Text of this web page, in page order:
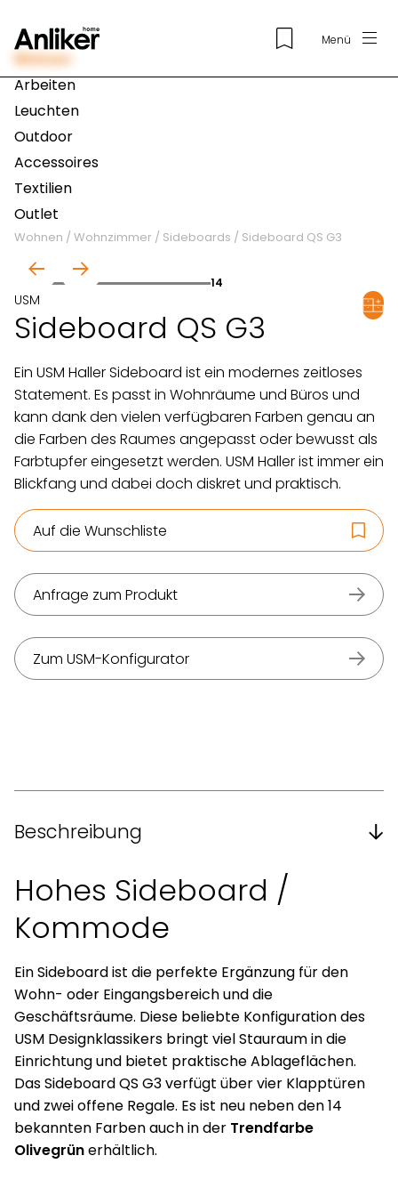
Menü
Wohnen
Arbeiten
Leuchten
Outdoor
Accessoires
Textilien
Outlet
Wohnen / Wohnzimmer / Sideboards / Sideboard QS G3
14
jetzt dein
USM-Möbel!
USM
Sideboard QS G3
Ein USM Haller Sideboard ist ein modernes zeitloses
Statement. Es passt in Wohnräume und Büros und
kann dank den vielen verfügbaren Farben genau an
die Farben des Raumes angepasst oder bewusst als
Farbtupfer eingesetzt werden. USM Haller ist immer ein
Blickfang und dabei doch diskret und praktisch.
Auf die Wunschliste
Anfrage zum Produkt
Zum USM-Konfigurator
Beschreibung
Hohes Sideboard /
Kommode
Ein Sideboard ist die perfekte Ergänzung für den
Wohn- oder Eingangsbereich und die
Geschäftsräume. Diese beliebte Konfiguration des
USM Designklassikers bringt viel Stauraum in die
Einrichtung und bietet praktische Ablageflächen.
Das Sideboard QS G3 verfügt über vier Klapptüren
und zwei offene Regale. Es ist neu neben den 14
bekannten Farben auch in der Trendfarbe
Olivegrünerhältlich.